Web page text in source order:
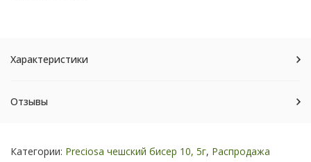
Характеристики
Отзывы
Категории: Preciosa чешский бисер 10, 5г, Распродажа